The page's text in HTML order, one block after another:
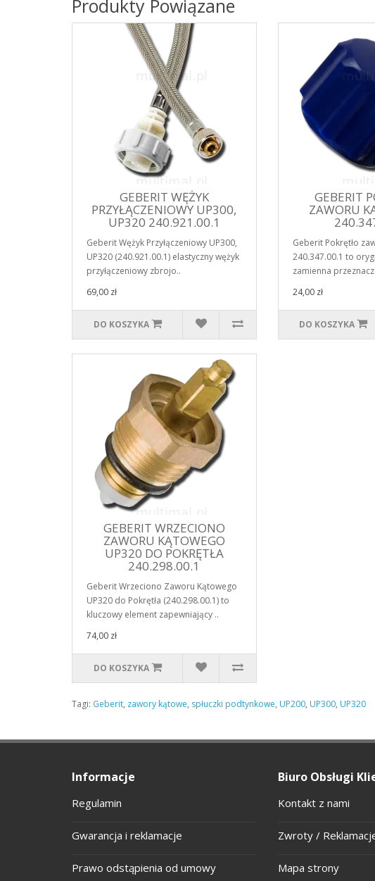
Produkty Powiązane
GEBERIT WĘŻYK
PRZYŁĄCZENIOWY UP300,
UP320 240.921.00.1
Geberit Wężyk Przyłączeniowy UP300,
UP320 (240.921.00.1) elastyczny wężyk
przyłączeniowy zbrojo..
69,00 zł
DO KOSZYKA
GEBERIT
ZAWORU
Geberit Pokrętło
240.347.00.1 to
zamienna
24,00 zł
DO KOSZYKA
GEBERIT WRZECIONO
ZAWORU KĄTOWEGO
UP320 DO POKRĘTŁA
240.298.00.1
Geberit Wrzeciono Zaworu Kątowego
UP320 do Pokrętła (240.298.00.1) to
kluczowy element zapewniający ..
74,00 zł
DO KOSZYKA
Tagi: Geberit, zawory kątowe, spłuczki podtynkowe, UP200, UP300, UP320
Informacje
Regulamin
Gwarancja i reklamacje
Prawo odstąpienia od umowy
Biuro Obsługi
Kontakt z nami
Zwroty /
Mapa strony